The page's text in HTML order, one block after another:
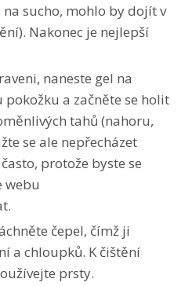
sucho, mohlo by dojít v
Nakonec je nejlepší
naneste gel na
pokožku a začněte se holit
tahů (nahoru,
se ale nepřecházet
protože byste se
webu
čepel, čímž ji
a chloupků. K čištění
prsty.